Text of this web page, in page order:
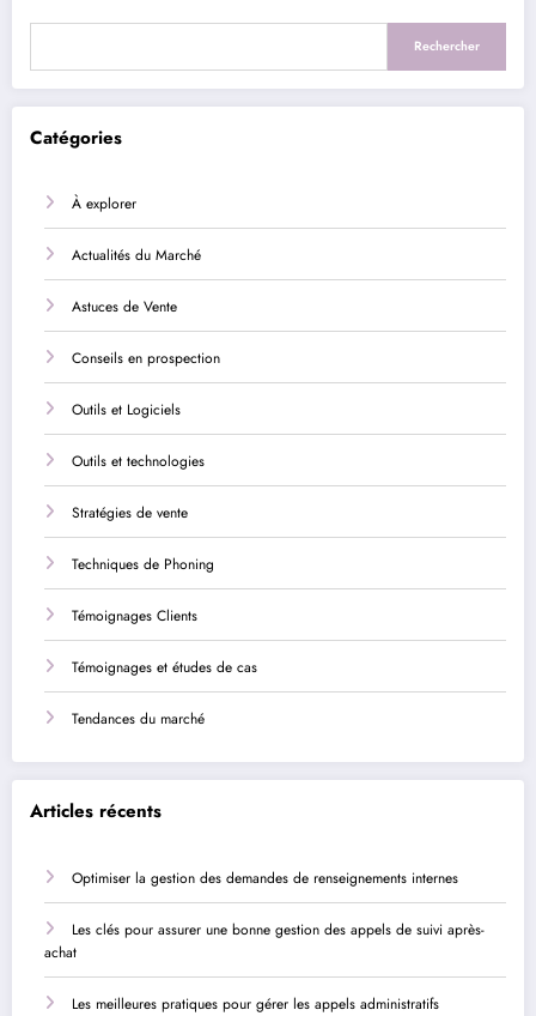
Rechercher
Catégories
À explorer
Actualités du Marché
Astuces de Vente
Conseils en prospection
Outils et Logiciels
Outils et technologies
Stratégies de vente
Techniques de Phoning
Témoignages Clients
Témoignages et études de cas
Tendances du marché
Articles récents
Optimiser la gestion des demandes de renseignements internes
Les clés pour assurer une bonne gestion des appels de suivi après-
achat
Les meilleures pratiques pour gérer les appels administratifs